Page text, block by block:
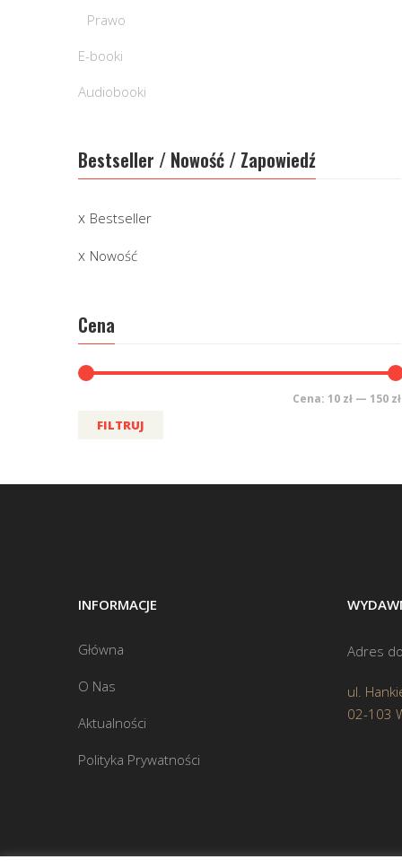
Prawo
E-booki
Audiobooki
Bestseller / Nowość / Zapowiedź
Bestseller
Nowość
Cena
FILTRUJ
Cena: 10 zł — 150 zł
INFORMACJE
Główna
O Nas
Aktualności
Polityka Prywatności
Adres
ul.
02-103